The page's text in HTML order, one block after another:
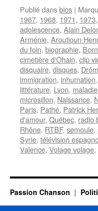
Publié dansbios |
1967, 1968, 1971, 1973,
adolescence, Alain
Arménie, Aroutioun
du foin, biographie,
cimetière d'Ohain, clip
disquaire, disques,
immigration, inhumation,
littérature, Lyon, maladie
microsillon, Naissance,
Paris, Pathé, Patrick
d'amour, Québec, radio
Rhône, RTBF, semoule,
Syrie, télévision
Valence, Volage volage,
Passion Chanson